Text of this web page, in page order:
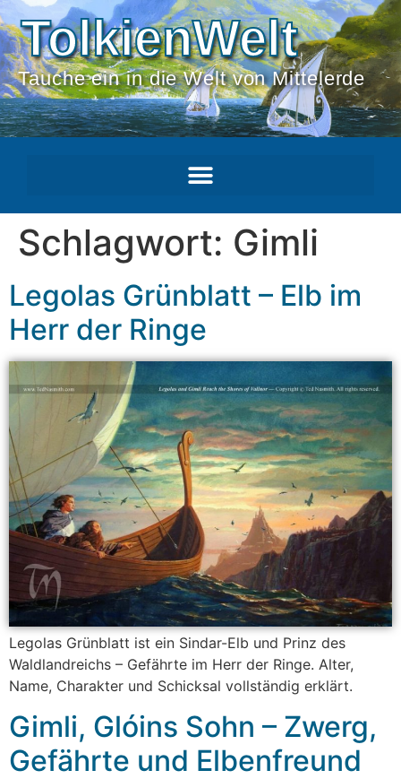
TolkienWelt
Tauche ein in die Welt von Mittelerde
Schlagwort: Gimli
Legolas Grünblatt – Elb im
Herr der Ringe
Legolas Grünblatt ist ein Sindar-Elb und Prinz des
Waldlandreichs – Gefährte im Herr der Ringe. Alter,
Name, Charakter und Schicksal vollständig erklärt.
Gimli, Glóins Sohn – Zwerg,
Gefährte und Elbenfreund